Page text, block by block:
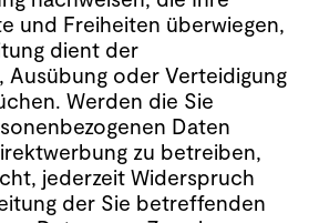
und Freiheiten überwiegen,
dient der
Ausübung oder Verteidigung
Werden die Sie
Daten
zu betreiben,
jederzeit Widerspruch
der Sie betreffenden